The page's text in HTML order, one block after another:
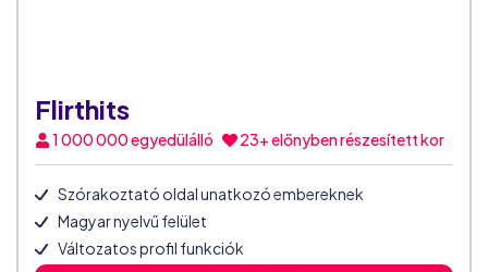
Flirthits
1 000 000egyedülálló 23+ előnyben részesített kor
Szórakoztató oldal unatkozó embereknek
Magyar nyelvű felület
Változatos profil funkciók